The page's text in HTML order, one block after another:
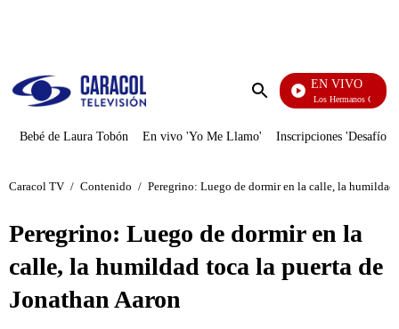
Enviar
EN VIVO
Cuentos De Los Hermanos Grimm
Bebé de Laura Tobón En vivo 'Yo Me Llamo' Inscripciones 'Desafío'
Caracol TV / Contenido / Peregrino: Luego de dormir en la calle, la humildad
Peregrino: Luego de dormir en la
calle, la humildad toca la puerta de
Jonathan Aaron